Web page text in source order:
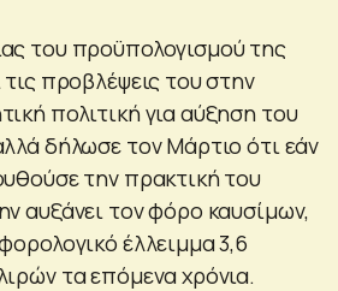
του προϋπολογισμού της
προβλέψεις του στην
πολιτική για αύξηση του
δήλωσε τον Μάρτιο ότι εάν
την πρακτική του
αυξάνει τον φόρο καυσίμων,
έλλειμμα 3,6
τα επόμενα χρόνια.